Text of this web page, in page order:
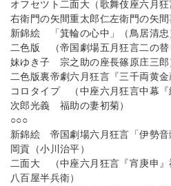
オフセツト二面大（歌舞伎座六月
右衛門の矢間重太郎仁左衛門の矢間
新錦絵 「箕輪の心中」（鳥居清忠
二色版 （帝国劇場五月狂言二の
妹ゆき子 宗之助の座長篠原庄三郎
二色版裏帝劇六月狂言『三千両黄金
コロタイプ （中座六月狂言中幕
次郎光義 福助の妻初菊）
○○○
新錦絵 帝国劇場六月狂言「伊勢音
岡貢（小川治平）
二面大 （中座六月狂言『宵庚申
八百屋半兵衛）